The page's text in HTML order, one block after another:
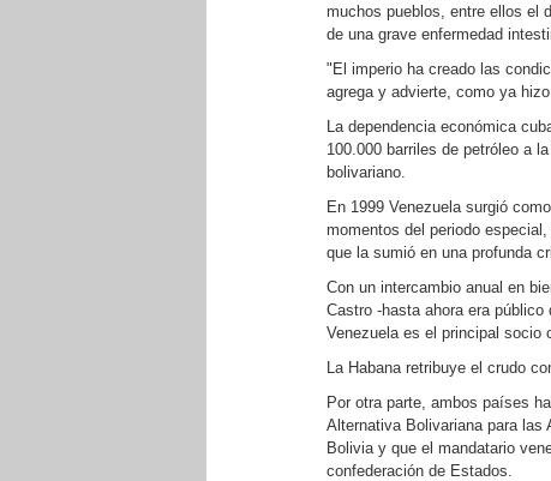
muchos pueblos, entre ellos el
de una grave enfermedad
"El imperio ha creado las
agrega y advierte, como ya
La dependencia económica
100.000 barriles de petróleo a
bolivariano.
En 1999 Venezuela surgió
momentos del periodo
que la sumió en una profunda
Con un intercambio anual en
Castro -hasta ahora era
Venezuela es el principal socio
La Habana retribuye el crudo
Por otra parte, ambos países
Alternativa Bolivariana para las
Bolivia y que el mandatario
confederación de Estados.